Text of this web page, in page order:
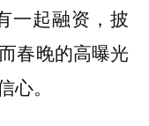
一起融资，披
春晚的高曝光
。